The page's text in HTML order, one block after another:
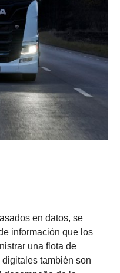
en datos, se
información que los
una flota de
también son